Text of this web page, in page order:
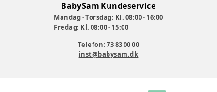
BabySam Kundeservice
Mandag - Torsdag: Kl. 08:00 - 16:00
Fredag: Kl. 08:00 - 15:00
Telefon: 73 83 00 00
inst@babysam.dk